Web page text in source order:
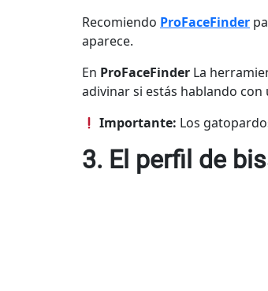
Recomiendo ProFaceFinder
aparece.
En ProFaceFinder La
adivinar si estás hablando
Importante: Los
3. El perfil de